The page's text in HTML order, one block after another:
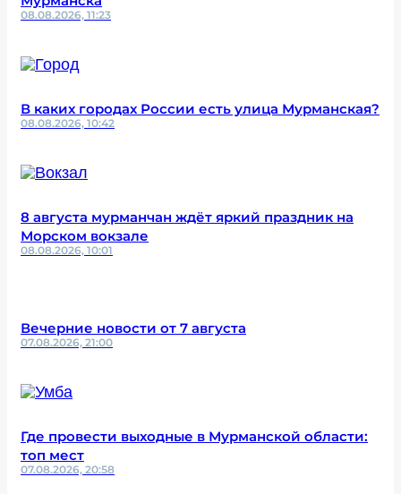
08.08.2026, 11:23
В каких городах России есть улица Мурманская?
08.08.2026, 10:42
8 августа мурманчан ждёт яркий праздник на
Морском вокзале
08.08.2026, 10:01
Вечерние новости от 7 августа
07.08.2026, 21:00
Где провести выходные в Мурманской области:
топ мест
07.08.2026, 20:58